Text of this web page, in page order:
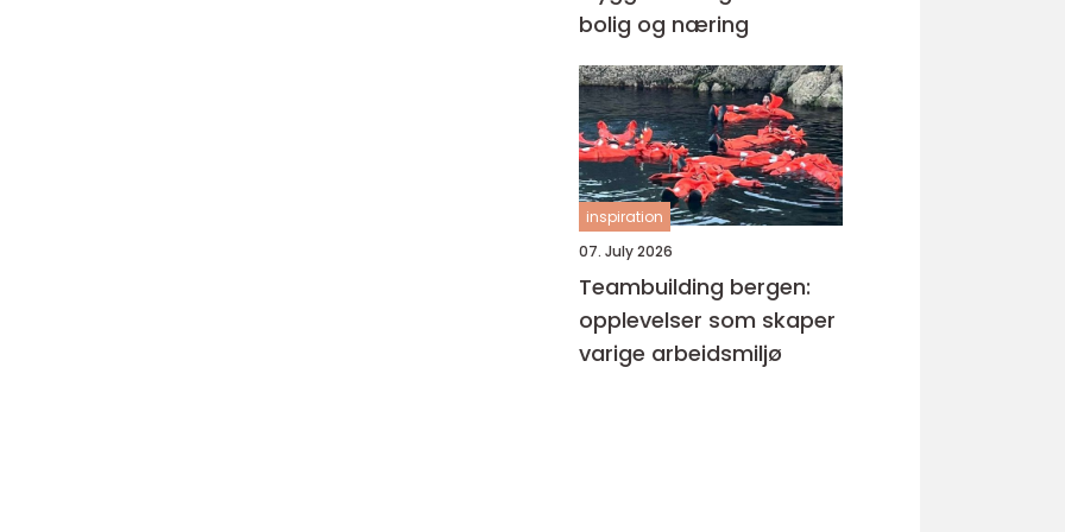
bolig og næring
inspiration
07. July 2026
Teambuilding bergen:
opplevelser som skaper
varige arbeidsmiljø